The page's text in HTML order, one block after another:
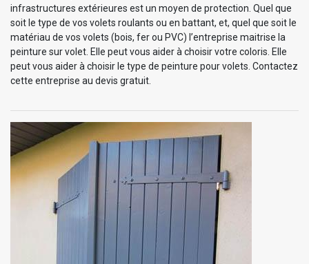
infrastructures extérieures est un moyen de protection. Quel que
soit le type de vos volets roulants ou en battant, et, quel que soit le
matériau de vos volets (bois, fer ou PVC) l’entreprise maitrise la
peinture sur volet. Elle peut vous aider à choisir votre coloris. Elle
peut vous aider à choisir le type de peinture pour volets. Contactez
cette entreprise au devis gratuit.